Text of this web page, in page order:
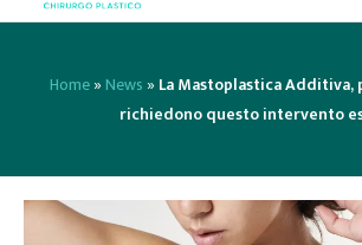
Home»News »La Mastoplastica Additiva,
richiedono questo intervento